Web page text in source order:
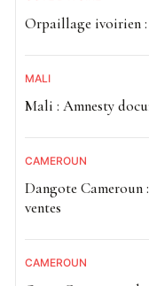
Orpaillage ivoirien :
MALI
Mali : Amnesty
CAMEROUN
Dangote Cameroun
ventes
CAMEROUN